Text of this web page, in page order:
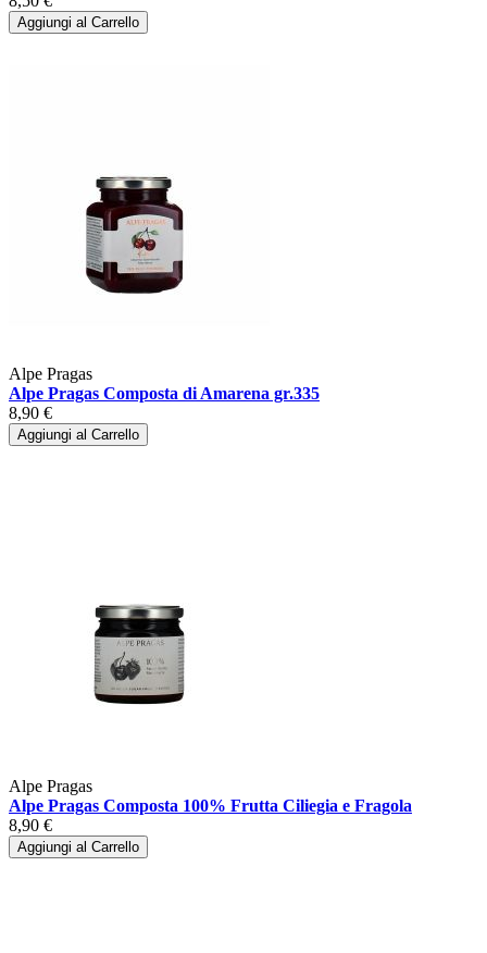
Aggiungi al Carrello
Alpe Pragas
Alpe Pragas Composta di Amarena gr.335
8,90 €
Aggiungi al Carrello
Alpe Pragas
Alpe Pragas Composta 100% Frutta Ciliegia e Fragola
8,90 €
Aggiungi al Carrello